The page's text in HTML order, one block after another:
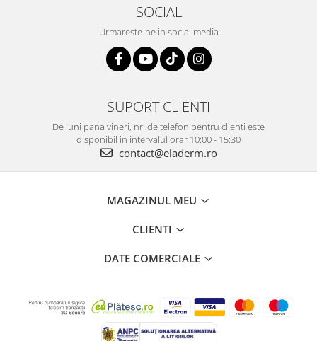
SOCIAL
Urmareste-ne in social media
SUPORT CLIENTI
De luni pana vineri, nr. de telefon pentru clienti este
disponibil in intervalul orar 10:00 - 15:30
contact@eladerm.ro
MAGAZINUL MEU
CLIENTI
DATE COMERCIALE